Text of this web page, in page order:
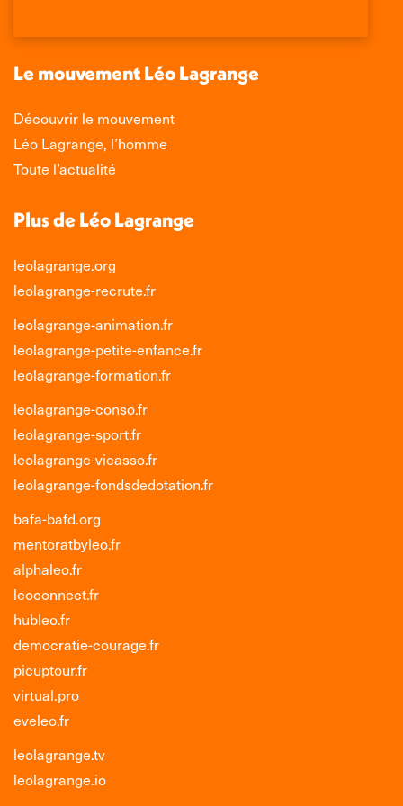
une
fenêtre
une
fenêtre
une
fenêtre
une
nouvelle
fenêtre
Le mouvement Léo Lagrange
Découvrir le mouvement
Léo Lagrange, l’homme
Toute l’actualité
Plus de Léo Lagrange
leolagrange.org
leolagrange-recrute.fr
leolagrange-animation.fr
leolagrange-petite-enfance.fr
leolagrange-formation.fr
leolagrange-conso.fr
leolagrange-sport.fr
leolagrange-vieasso.fr
leolagrange-fondsdedotation.fr
bafa-bafd.org
mentoratbyleo.fr
alphaleo.fr
leoconnect.fr
hubleo.fr
democratie-courage.fr
picuptour.fr
virtual.pro
eveleo.fr
leolagrange.tv
leolagrange.io